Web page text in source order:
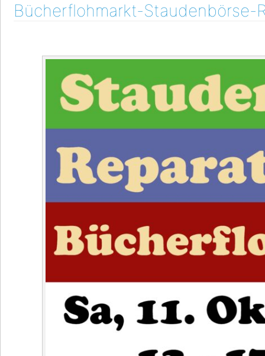
Bücherflohmarkt-Staudenbörse-